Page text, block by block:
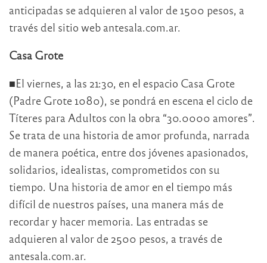
anticipadas se adquieren al valor de 1500 pesos, a
través del sitio web antesala.com.ar.
Casa Grote
■El viernes, a las 21:30, en el espacio Casa Grote
(Padre Grote 1080), se pondrá en escena el ciclo de
Títeres para Adultos con la obra “30.0000 amores”.
Se trata de una historia de amor profunda, narrada
de manera poética, entre dos jóvenes apasionados,
solidarios, idealistas, comprometidos con su
tiempo. Una historia de amor en el tiempo más
difícil de nuestros países, una manera más de
recordar y hacer memoria. Las entradas se
adquieren al valor de 2500 pesos, a través de
antesala.com.ar.